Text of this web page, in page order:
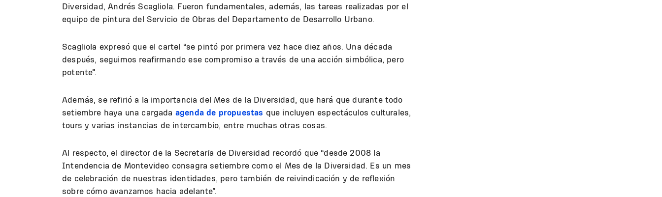
Diversidad, Andrés Scagliola. Fueron fundamentales, además, las tareas realizadas por el
equipo de pintura del Servicio de Obras del Departamento de Desarrollo Urbano.
Scagliola expresó que el cartel “se pintó por primera vez hace diez años. Una década
después, seguimos reafirmando ese compromiso a través de una acción simbólica, pero
potente”.
Además, se refirió a la importancia del Mes de la Diversidad, que hará que durante todo
setiembre haya una cargada agenda de propuestas que incluyen espectáculos culturales,
tours y varias instancias de intercambio, entre muchas otras cosas.
Al respecto, el director de la Secretaría de Diversidad recordó que “desde 2008 la
Intendencia de Montevideo consagra setiembre como el Mes de la Diversidad. Es un mes
de celebración de nuestras identidades, pero también de reivindicación y de reflexión
sobre cómo avanzamos hacia adelante”.